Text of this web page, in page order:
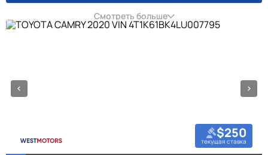
Смотреть больше
$250
текущая ставка